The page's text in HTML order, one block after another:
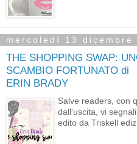
mercoledì 13 dicembre
THE SHOPPING SWAP:
SCAMBIO FORTUNATO di
ERIN BRADY
Salve readers, con
dall'uscita, vi
edito da Triskell